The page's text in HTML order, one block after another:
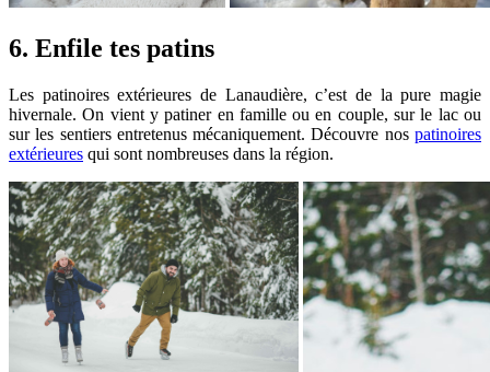
6. Enfile tes patins
Les patinoires extérieures de Lanaudière, c’est de la pure magie
hivernale. On vient y patiner en famille ou en couple, sur le lac ou
sur les sentiers entretenus mécaniquement. Découvre nos patinoires
extérieures qui sont nombreuses dans la région.